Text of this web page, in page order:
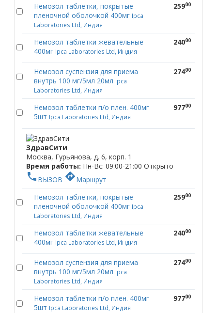
Немозол таблетки, покрытые
пленочной оболочкой 400мг Ipca
Laboratories Ltd, Индия
25900
Немозол таблетки жевательные
400мг Ipca Laboratories Ltd, Индия
24000
Немозол суспензия для приема
внутрь 100 мг/5мл 20мл Ipca
Laboratories Ltd, Индия
27400
Немозол таблетки п/о плен. 400мг
5шт Ipca Laboratories Ltd, Индия
97700
ЗдравСити
Москва, Гурьянова, д. 6, корп. 1
Время работы: Пн-Вс: 09:00-21:00 Открыто
phone ВЫЗОВ directionsМаршрут
Немозол таблетки, покрытые
пленочной оболочкой 400мг Ipca
Laboratories Ltd, Индия
25900
Немозол таблетки жевательные
400мг Ipca Laboratories Ltd, Индия
24000
Немозол суспензия для приема
внутрь 100 мг/5мл 20мл Ipca
Laboratories Ltd, Индия
27400
Немозол таблетки п/о плен. 400мг
5шт Ipca Laboratories Ltd, Индия
97700